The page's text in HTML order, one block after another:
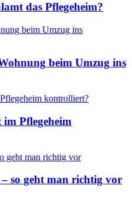
das Pflegeheim?
beim Umzug ins
Pflegeheim
so geht man richtig vor